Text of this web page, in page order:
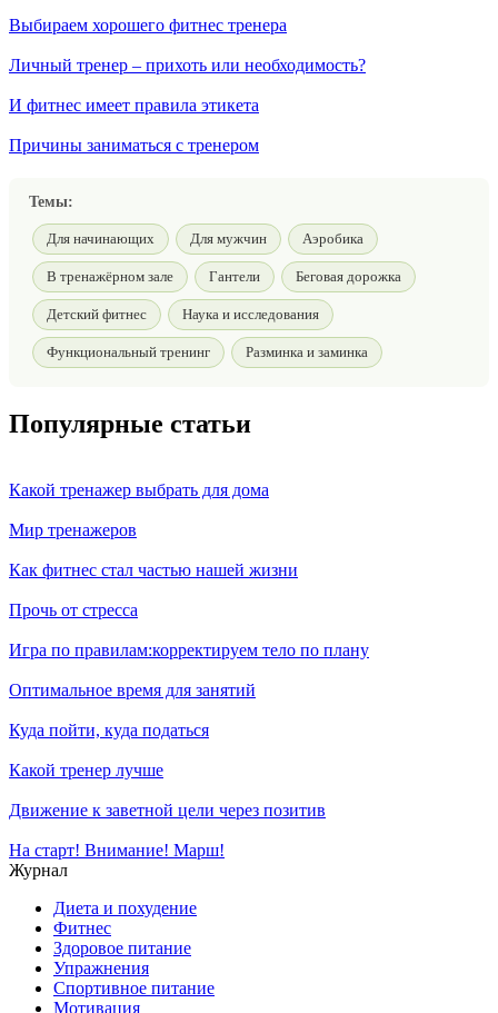
Выбираем хорошего фитнес тренера
Личный тренер – прихоть или необходимость?
И фитнес имеет правила этикета
Причины заниматься с тренером
Темы:
Для начинающих Для мужчин Аэробика
В тренажёрном зале Гантели Беговая дорожка
Детский фитнес Наука и исследования
Функциональный тренинг Разминка и заминка
Популярные статьи
Какой тренажер выбрать для дома
Мир тренажеров
Как фитнес стал частью нашей жизни
Прочь от стресса
Игра по правилам:корректируем тело по плану
Оптимальное время для занятий
Куда пойти, куда податься
Какой тренер лучше
Движение к заветной цели через позитив
На старт! Внимание! Марш!
Журнал
Диета и похудение
Фитнес
Здоровое питание
Упражнения
Спортивное питание
Мотивация